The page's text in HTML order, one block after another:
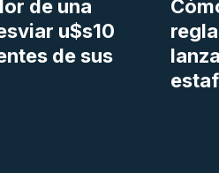
de una
u$s10
de sus